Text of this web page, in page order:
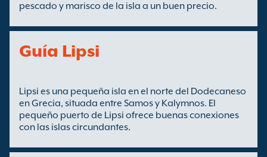
pescado y marisco de la isla a un buen precio.
Guía Lipsi
Lipsi es una pequeña isla en el norte del Dodecaneso
en Grecia, situada entre Samos y Kalymnos. El
pequeño puerto de Lipsi ofrece buenas conexiones
con las islas circundantes.